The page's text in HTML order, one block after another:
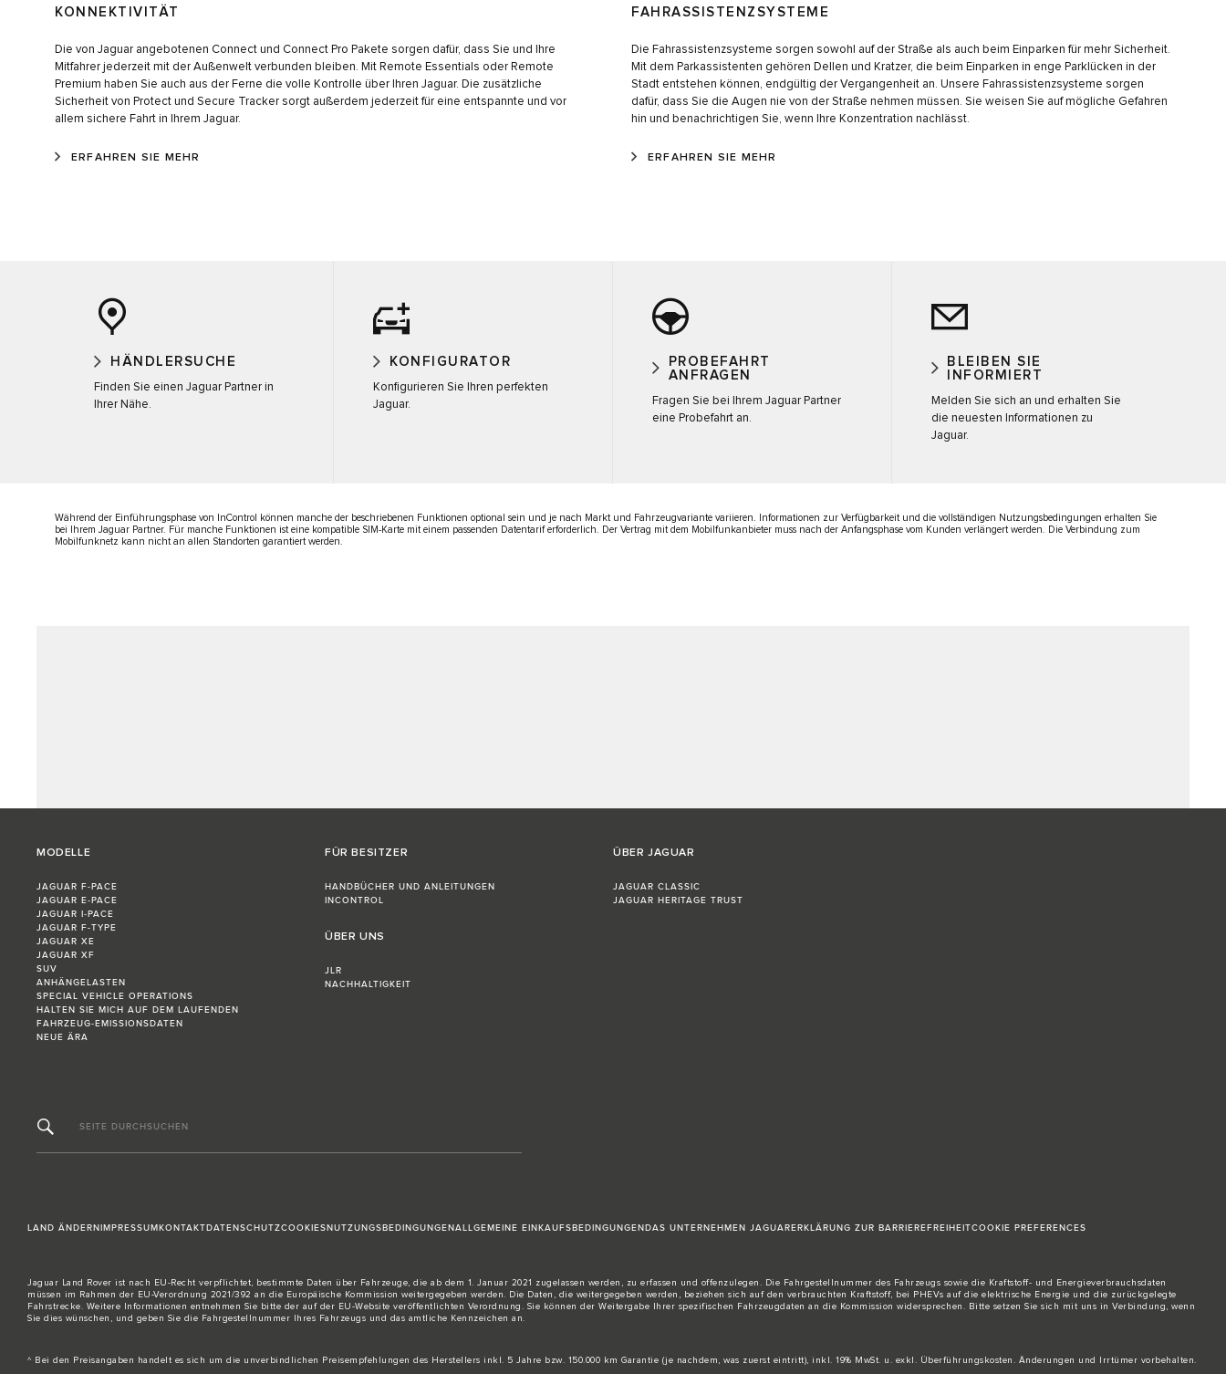
KONNEKTIVITÄT
Die von Jaguar angebotenen Connect und Connect Pro Pakete sorgen dafür, dass Sie und Ihre
Mitfahrer jederzeit mit der Außenwelt verbunden bleiben. Mit Remote Essentials oder Remote
Premium haben Sie auch aus der Ferne die volle Kontrolle über Ihren Jaguar. Die zusätzliche
Sicherheit von Protect und Secure Tracker sorgt außerdem jederzeit für eine entspannte und vor
allem sichere Fahrt in Ihrem Jaguar.
ERFAHREN SIE MEHR
FAHRASSISTENZSYSTEME
Die Fahrassistenzsysteme sorgen sowohl auf der Straße als auch beim Einparken für mehr Sicherheit.
Mit dem Parkassistenten gehören Dellen und Kratzer, die beim Einparken in enge Parklücken in der
Stadt entstehen können, endgültig der Vergangenheit an. Unsere Fahrassistenzsysteme sorgen
dafür, dass Sie die Augen nie von der Straße nehmen müssen. Sie weisen Sie auf mögliche Gefahren
hin und benachrichtigen Sie, wenn Ihre Konzentration nachlässt.
ERFAHREN SIE MEHR
HÄNDLERSUCHE
Finden Sie einen Jaguar Partner in
Ihrer Nähe.
KONFIGURATOR
Konfigurieren Sie Ihren perfekten
Jaguar.
PROBEFAHRT
ANFRAGEN
Fragen Sie bei Ihrem Jaguar Partner
eine Probefahrt an.
BLEIBEN SIE
INFORMIERT
Melden Sie sich an und erhalten Sie
die neuesten Informationen zu
Jaguar.
Während der Einführungsphase von InControl können manche der beschriebenen Funktionen optional sein und je nach Markt und Fahrzeugvariante variieren. Informationen zur Verfügbarkeit und die vollständigen Nutzungsbedingungen erhalten Sie
bei Ihrem Jaguar Partner. Für manche Funktionen ist eine kompatible SIM-Karte mit einem passenden Datentarif erforderlich. Der Vertrag mit dem Mobilfunkanbieter muss nach der Anfangsphase vom Kunden verlängert werden. Die Verbindung zum
Mobilfunknetz kann nicht an allen Standorten garantiert werden.
MODELLE
JAGUAR F-PACE
JAGUAR E-PACE
JAGUAR I-PACE
JAGUAR F-TYPE
JAGUAR XE
JAGUAR XF
SUV
ANHÄNGELASTEN
SPECIAL VEHICLE OPERATIONS
HALTEN SIE MICH AUF DEM LAUFENDEN
FAHRZEUG-EMISSIONSDATEN
NEUE ÄRA
FÜR BESITZER
HANDBÜCHER UND ANLEITUNGEN
INCONTROL
ÜBER UNS
JLR
NACHHALTIGKEIT
ÜBER JAGUAR
JAGUAR CLASSIC
JAGUAR HERITAGE TRUST
SEITE DURCHSUCHEN
LAND ÄNDERNIMPRESSUMKONTAKTDATENSCHUTZCOOKIESNUTZUNGSBEDINGUNGENALLGEMEINE EINKAUFSBEDINGUNGENDAS UNTERNEHMEN JAGUARERKLÄRUNG ZUR BARRIEREFREIHEITCOOKIE PREFERENCES
Jaguar Land Rover ist nach EU-Recht verpflichtet, bestimmte Daten über Fahrzeuge, die ab dem 1. Januar 2021 zugelassen werden, zu erfassen und offenzulegen. Die Fahrgestellnummer des Fahrzeugs sowie die Kraftstoff- und Energieverbrauchsdaten
müssen im Rahmen der EU-Verordnung 2021/392 an die Europäische Kommission weitergegeben werden. Die Daten, die weitergegeben werden, beziehen sich auf den verbrauchten Kraftstoff, bei PHEVs auf die elektrische Energie und die zurückgelegte
Fahrstrecke. Weitere Informationen entnehmen Sie bitte der auf der EU-Website veröffentlichten Verordnung. Sie können der Weitergabe Ihrer spezifischen Fahrzeugdaten an die Kommission widersprechen. Bitte setzen Sie sich mit uns in Verbindung , wenn
Sie dies wünschen, und geben Sie die Fahrgestellnummer Ihres Fahrzeugs und das amtliche Kennzeichen an.
^ Bei den Preisangaben handelt es sich um die unverbindlichen Preisempfehlungen des Herstellers inkl. 5 Jahre bzw. 150.000 km Garantie (je nachdem, was zuerst eintritt), inkl. 19% MwSt. u. exkl. Überführungskosten. Änderungen und Irrtümer vorbehalten.